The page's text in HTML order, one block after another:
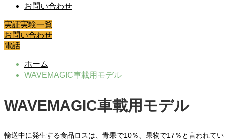
お問い合わせ
実証実験一覧
お問い合わせ
電話
ホーム
WAVEMAGIC車載用モデル
WAVEMAGIC車載用モデル
輸送中に発生する食品ロスは、青果で10％、果物で17％と言われて